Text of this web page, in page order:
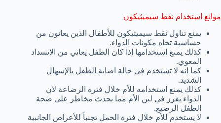
موانع استخدام نقط سيميثيكون
يمنع تناول نقط سيميثيكون للأطفال الذين يعانون من
حساسية تجاه مكونات الدواء.
كذلك يمنع استخدامها إذا كان الطفل يعاني من الانسداد
المعوي.
كما انه لا تستخدم في حالة اصابة الطفل بالإسهال
الشديد.
كذلك يمنع استخدامه للأم خلال فترة الرضاعة لان
الدواء يفرز في لبن الأم مما يحدث مخاطر على صحة
الطفل الرضيع.
لا يستخدم للأم خلال فترة الحمل تجنباً للأعراض الجانبية